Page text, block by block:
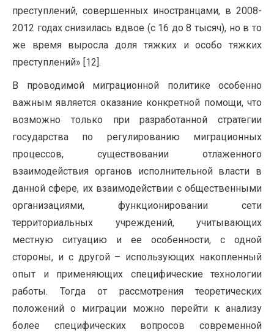
преступлений, совершенных иностранцами, в 2008-
2012 годах снизилась вдвое (с 16 до 8 тысяч), но в то
же время выросла доля тяжких и особо тяжких
преступлений» [12].
В проводимой миграционной политике особенно
важным является оказание конкретной помощи, что
возможно только при разработанной стратегии
государства по регулированию миграционных
процессов, существовании отлаженного
взаимодействия органов исполнительной власти в
данной сфере, их взаимодействии с общественными
организациями, функционировании сети
территориальных учреждений, учитывающих
местную ситуацию и ее особенности, с одной
стороны, и с другой – использующих накопленный
опыт и применяющих специфические технологии
работы. Тогда от рассмотрения теоретических
положений о миграции можно перейти к анализу
более специфических вопросов современной